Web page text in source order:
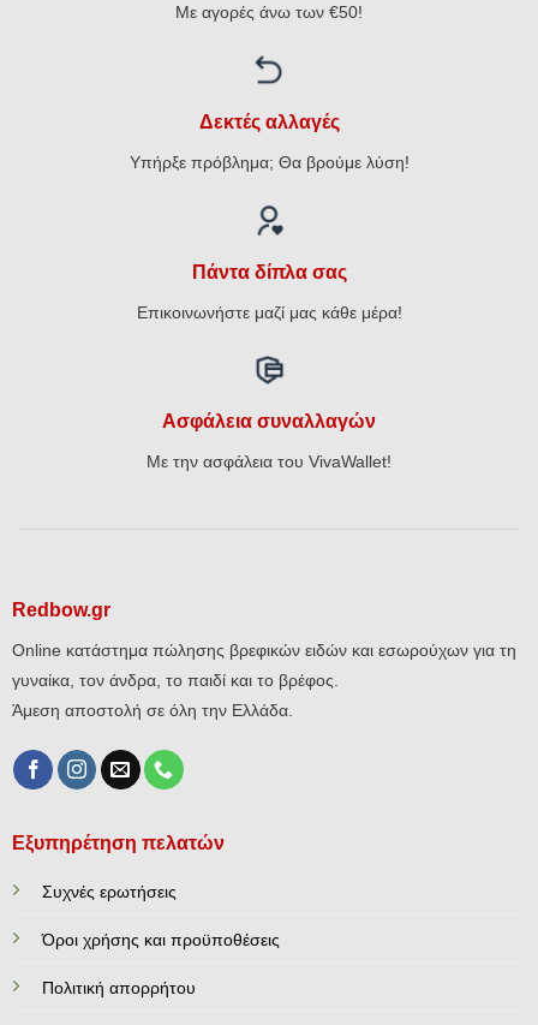
Με αγορές άνω των €50!
Δεκτές αλλαγές
Υπήρξε πρόβλημα; Θα βρούμε λύση!
Πάντα δίπλα σας
Επικοινωνήστε μαζί μας κάθε μέρα!
Ασφάλεια συναλλαγών
Με την ασφάλεια του VivaWallet!
Redbow.gr
Online κατάστημα πώλησης βρεφικών ειδών και εσωρούχων για τη
γυναίκα, τον άνδρα, το παιδί και το βρέφος.
Άμεση αποστολή σε όλη την Ελλάδα.
Εξυπηρέτηση πελατών
Συχνές ερωτήσεις
Όροι χρήσης και προϋποθέσεις
Πολιτική απορρήτου